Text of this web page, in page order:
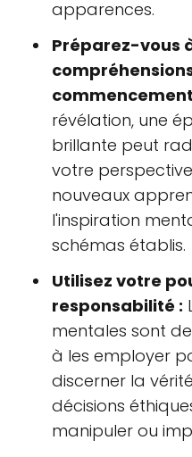
apparences.
Préparez-vous
révélation, une
brillante peut
votre
nouveaux
l'inspiration
schémas établis.
Utilisez votre
responsabilité :
mentales sont
à les employer
discerner la
décisions
manipuler ou